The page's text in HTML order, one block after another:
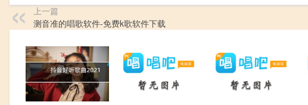
上一篇
测音准的唱歌软件-免费k歌软件下载